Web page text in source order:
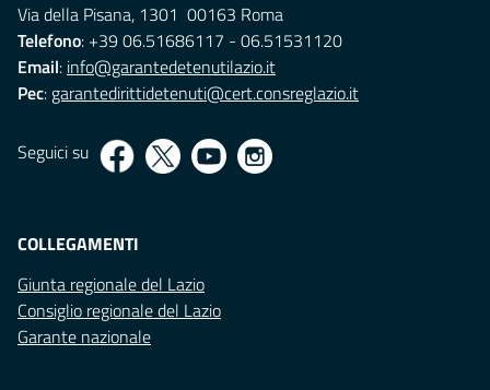
Via della Pisana, 1301 00163 Roma
Telefono: +39 06.51686117 - 06.51531120
Email: info@garantedetenutilazio.it
Pec: garantedirittidetenuti@cert.consreglazio.it
Seguici su
COLLEGAMENTI
Giunta regionale del Lazio
Consiglio regionale del Lazio
Garante nazionale